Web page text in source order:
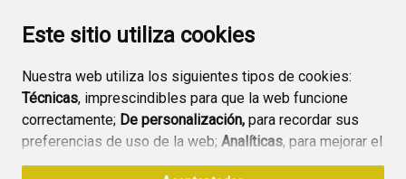
Este sitio utiliza cookies
Nuestra web utiliza los siguientes tipos de cookies:
Técnicas, imprescindibles para que la web funcione
correctamente; De personalización, para recordar sus
preferencias de uso de la web; Analíticas, para mejorar el
funcionamiento de la web y sus servicios.